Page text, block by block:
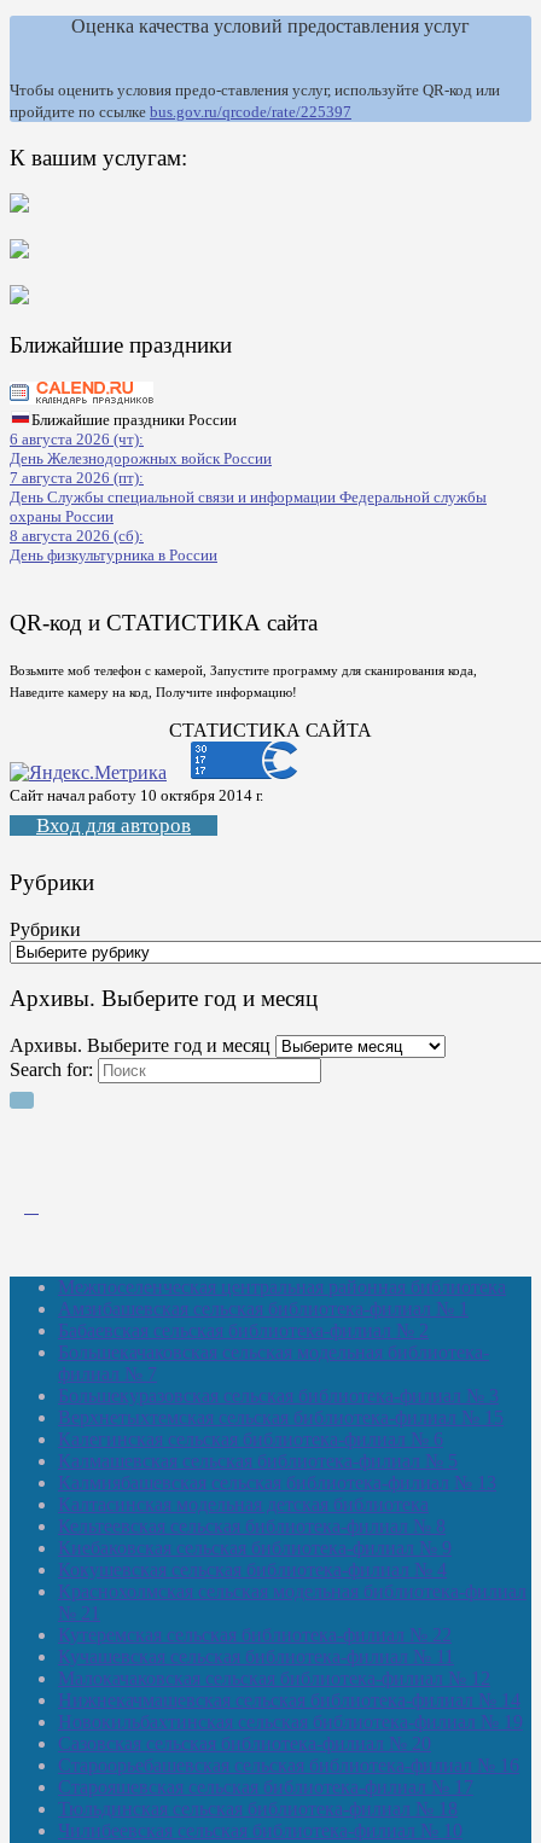
Оценка качества условий предоставления услуг
Чтобы оценить условия предо-ставления услуг, используйте QR-код или
пройдите по ссылке bus.gov.ru/qrcode/rate/225397
К вашим услугам:
Ближайшие праздники
Ближайшие праздники России
6 августа 2026 (чт):
День Железнодорожных войск России
7 августа 2026 (пт):
День Службы специальной связи и информации Федеральной службы
охраны России
8 августа 2026 (сб):
День физкультурника в России
QR-код и СТАТИСТИКА сайта
Возьмите моб телефон с камерой, Запустите программу для сканирования кода,
Наведите камеру на код, Получите информацию!
СТАТИСТИКА САЙТА
Сайт начал работу 10 октября 2014 г.
Вход для авторов
Рубрики
Рубрики
Архивы. Выберите год и месяц
Архивы. Выберите год и месяц
Search for:
Межпоселенческая центральная районная библиотека
Амзибашевская сельская библиотека-филиал № 1
Бабаевская сельская библиотека-филиал № 2
Большекачаковская сельская модельная библиотека-
филиал № 7
Большекуразовская сельская библиотека-филиал № 3
Верхнетыхтемская сельская библиотека-филиал № 15
Калегинская сельская библиотека-филиал № 6
Калмашевская сельская библиотека-филиал № 5
Калмиябашевская сельская библиотека-филиал № 13
Калтасинская модельная детская библиотека
Кельтеевская сельская библиотека-филиал № 8
Киебаковская сельская библиотека-филиал № 9
Кокушевская сельская библиотека-филиал № 4
Краснохолмская сельская модельная библиотека-филиал
№ 21
Кутеремская сельская библиотека-филиал № 22
Кучашевская сельская библиотека-филиал № 11
Малокачаковская сельская библиотека-филиал № 12
Нижнекачмашевская сельская библиотека-филиал № 14
Новокильбахтинская сельская библиотека-филиал № 19
Сазовская сельская библиотека-филиал № 20
Староорьебашевская сельская библиотека-филиал № 16
Старояшевская сельская библиотека-филиал № 17
Тюльдинская сельская библиотека-филиал № 18
Чилибеевская сельская библиотека-филиал № 10